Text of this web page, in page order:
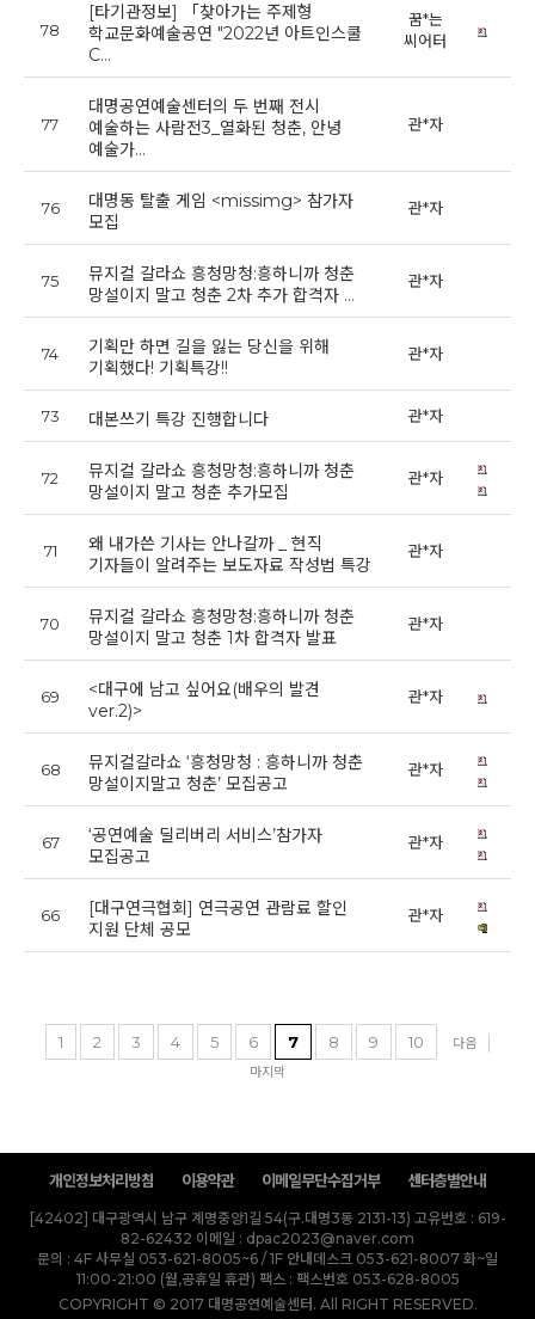
78
[타기관정보] 「찾아가는 주제형
학교문화예술공연 "2022년 아트인스쿨
C…
꿈*는
씨어터
77
대명공연예술센터의 두 번째 전시
예술하는 사람전3_열화된 청춘, 안녕
예술가…
관*자
76
대명동 탈출 게임 <missimg> 참가자
모집
관*자
75
뮤지컬 갈라쇼 흥청망청:흥하니까 청춘
망설이지 말고 청춘 2차 추가 합격자 …
관*자
74
기획만 하면 길을 잃는 당신을 위해
기획했다! 기획특강!!
관*자
73 대본쓰기 특강 진행합니다 관*자
72
뮤지컬 갈라쇼 흥청망청:흥하니까 청춘
망설이지 말고 청춘 추가모집
관*자
71
왜 내가쓴 기사는 안나갈까 _ 현직
기자들이 알려주는 보도자료 작성법 특강
관*자
70
뮤지컬 갈라쇼 흥청망청:흥하니까 청춘
망설이지 말고 청춘 1차 합격자 발표
관*자
69
<대구에 남고 싶어요(배우의 발견
ver.2)>
관*자
68
뮤지컬갈라쇼 ‘흥청망청 : 흥하니까 청춘
망설이지말고 청춘’ 모집공고
관*자
67
‘공연예술 딜리버리 서비스’참가자
모집공고
관*자
66
[대구연극협회] 연극공연 관람료 할인
지원 단체 공모
관*자
1 2 3 4 5 6 7 8 9 10
다음
마지막
개인정보처리방침 이용약관 이메일무단수집거부 센터층별안내
[42402] 대구광역시 남구 계명중앙1길 54(구.대명3동 2131-13) 고유번호 : 619-
82-62432 이메일 : dpac2023@naver.com
문의 : 4F 사무실 053-621-8005~6 / 1F 안내데스크 053-621-8007 화~일
11:00-21:00 (월,공휴일 휴관) 팩스 : 팩스번호 053-628-8005
COPYRIGHT © 2017 대명공연예술센터. All RIGHT RESERVED.